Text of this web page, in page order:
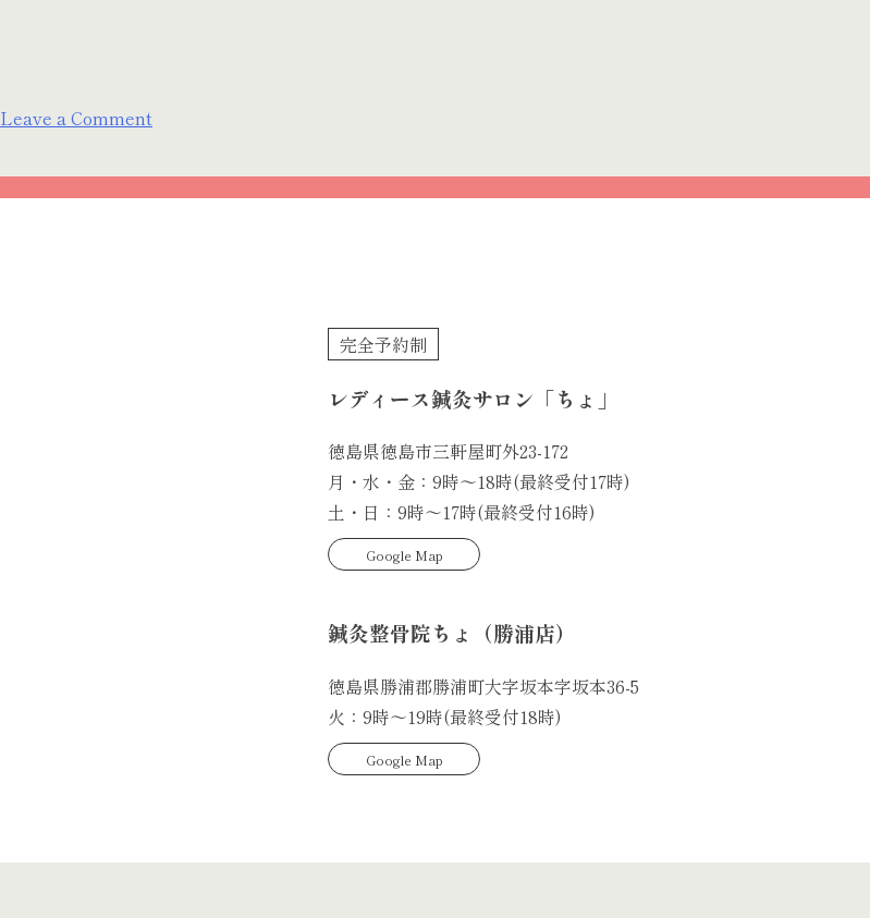
Leave a Comment
洋
完全予約制
レディース鍼灸サロン「ちょ」
徳島県徳島市三軒屋町外23-172
月・水・金：9時～18時(最終受付17時)
土・日：9時～17時(最終受付16時)
Google Map
鍼灸整骨院ちょ（勝浦店）
徳島県勝浦郡勝浦町大字坂本字坂本36-5
火：9時～19時(最終受付18時)
Google Map